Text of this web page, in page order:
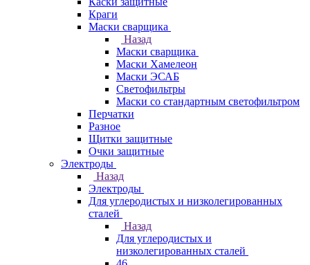
Краги
Маски сварщика
Назад
Маски сварщика
Маски Хамелеон
Маски ЭСАБ
Светофильтры
Маски со стандартным светофильтром
Перчатки
Разное
Щитки защитные
Очки защитные
Электроды
Назад
Электроды
Для углеродистых и низколегированных
сталей
Назад
Для углеродистых и
низколегированных сталей